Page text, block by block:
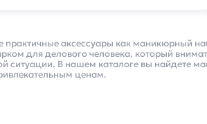
практичные аксессуары как маникюрный
для делового человека, который
ситуации. В нашем каталоге вы найдете
ценам.